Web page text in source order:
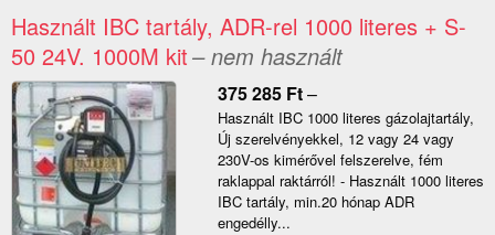
Használt IBC tartály, ADR-rel 1000 literes + S-
50 24V. 1000M kit– nem használt
375 285 Ft–
Használt IBC 1000 literes gázolajtartály,
Új szerelvényekkel, 12 vagy 24 vagy
230V-os kimérővel felszerelve, fém
raklappal raktárról! - Használt 1000 literes
IBC tartály, min.20 hónap ADR
engedélly...